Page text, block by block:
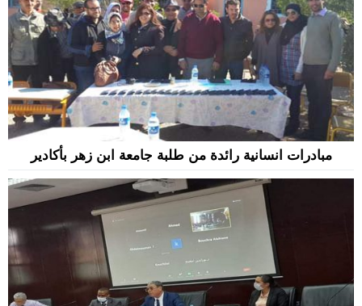
مبادرات انسانية رائدة من طلبة جامعة ابن زهر بأكادير